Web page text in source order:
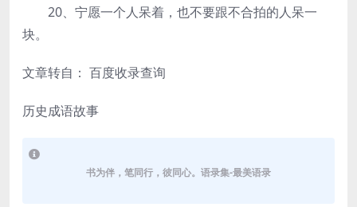
20、宁愿一个人呆着，也不要跟不合拍的人呆一
块。
文章转自： 百度收录查询
历史成语故事
书为伴，笔同行，彼同心。语录集-最美语录